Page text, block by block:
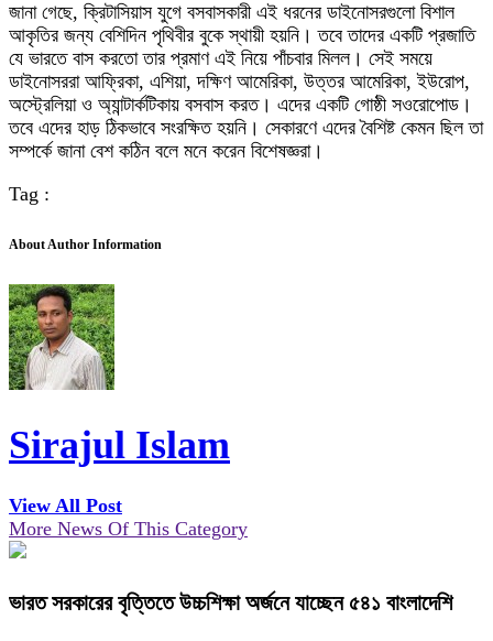
জানা গেছে, ক্রিটাসিয়াস যুগে বসবাসকারী এই ধরনের ডাইনোসরগুলো বিশাল
আকৃতির জন্য বেশিদিন পৃথিবীর বুকে স্থায়ী হয়নি। তবে তাদের একটি প্রজাতি
যে ভারতে বাস করতো তার প্রমাণ এই নিয়ে পাঁচবার মিলল। সেই সময়ে
ডাইনোসররা আফ্রিকা, এশিয়া, দক্ষিণ আমেরিকা, উত্তর আমেরিকা, ইউরোপ,
অস্ট্রেলিয়া ও অ্যান্টার্কটিকায় বসবাস করত। এদের একটি গোষ্ঠী সওরোপোড।
তবে এদের হাড় ঠিকভাবে সংরক্ষিত হয়নি। সেকারণে এদের বৈশিষ্ট কেমন ছিল তা
সম্পর্কে জানা বেশ কঠিন বলে মনে করেন বিশেষজ্ঞরা।
Tag :
About Author Information
Sirajul Islam
View All Post
More News Of This Category
ভারত সরকারের বৃত্তিতে উচ্চশিক্ষা অর্জনে যাচ্ছেন ৫৪১ বাংলাদেশি